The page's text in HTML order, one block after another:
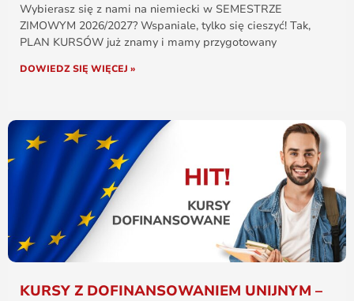
Wybierasz się z nami na niemiecki w SEMESTRZE
ZIMOWYM 2026/2027? Wspaniale, tylko się cieszyć! Tak,
PLAN KURSÓW już znamy i mamy przygotowany
DOWIEDZ SIĘ WIĘCEJ »
KURSY Z DOFINANSOWANIEM UNIJNYM –